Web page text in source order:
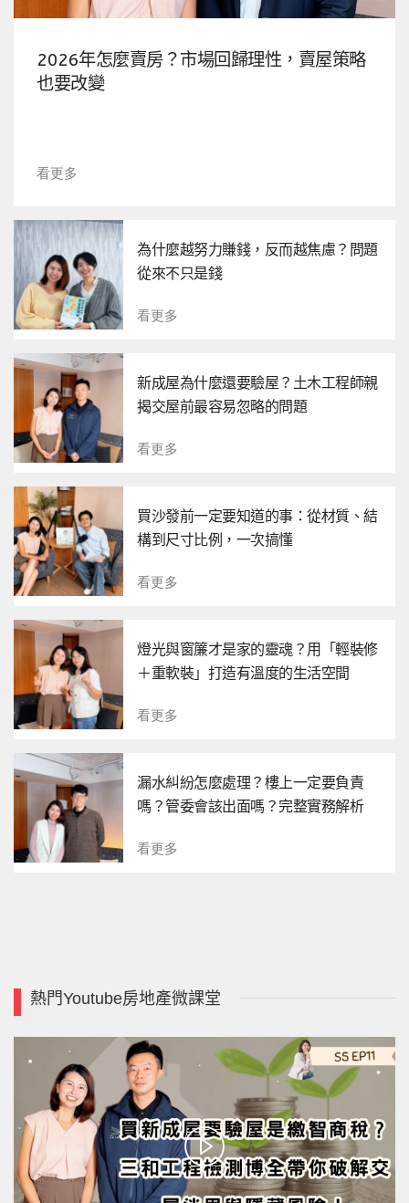
2026年怎麼賣房？市場回歸理性，賣屋策略
也要改變
看更多
為什麼越努力賺錢，反而越焦慮？問題
從來不只是錢
看更多
新成屋為什麼還要驗屋？土木工程師親
揭交屋前最容易忽略的問題
看更多
買沙發前一定要知道的事：從材質、結
構到尺寸比例，一次搞懂
看更多
燈光與窗簾才是家的靈魂？用「輕裝修
＋重軟裝」打造有溫度的生活空間
看更多
漏水糾紛怎麼處理？樓上一定要負責
嗎？管委會該出面嗎？完整實務解析
看更多
熱門Youtube房地產微課堂